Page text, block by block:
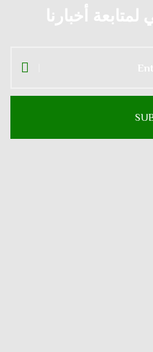
أخبارنا